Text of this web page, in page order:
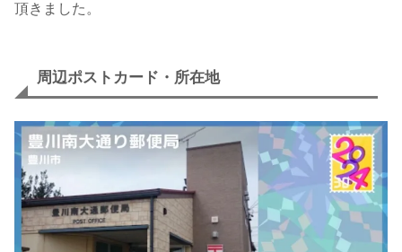
頂きました。
周辺ポストカード・所在地